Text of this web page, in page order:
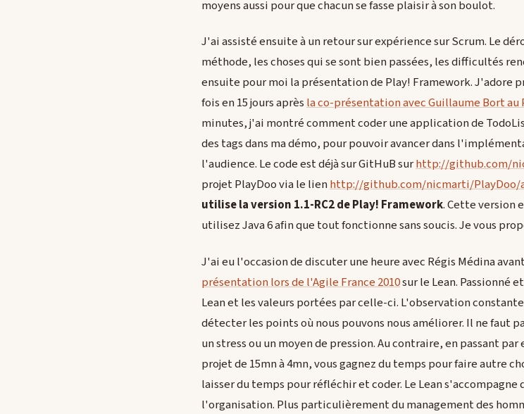
moyens aussi pour que chacun se fasse plaisir à son boulot.
J'ai assisté ensuite à un retour sur expérience sur Scrum. Le
méthode, les choses qui se sont bien passées, les difficultés
ensuite pour moi la présentation de Play! Framework. J'adore
fois en 15 jours aprèsla co-présentation avec Guillaume Bort au
minutes, j'ai montré comment coder une application de
des tags dans ma démo, pour pouvoir avancer dans
l'audience. Le code est déjà sur GitHuB surhttp://github.com/
projet PlayDoo via le lienhttp://github.com/nicmarti/PlayDoo/
utilise la version 1.1-RC2 de Play! Framework. Cette version
utilisez Java 6 afin que tout fonctionne sans soucis. Je vous
J'ai eu l'occasion de discuter une heure avec Régis Médina
présentation lors de l'Agile France 2010sur le Lean. Passionné
Lean et les valeurs portées par celle-ci. L'observation
détecter les points où nous pouvons nous améliorer. Il ne faut
un stress ou un moyen de pression. Au contraire, en passant
projet de 15mn à 4mn, vous gagnez du temps pour faire autre
laisser du temps pour réfléchir et coder. Le Lean
l'organisation. Plus particulièrement du management des